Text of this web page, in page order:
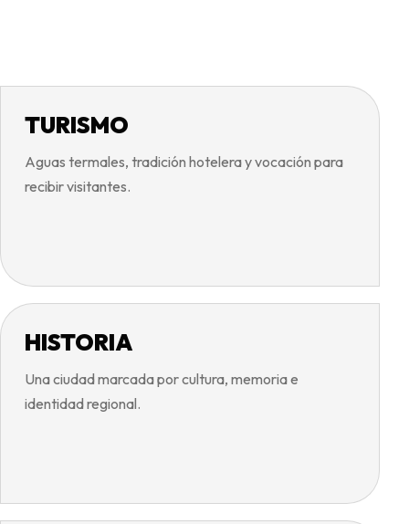
TURISMO
Aguas termales, tradición hotelera y vocación para
recibir visitantes.
HISTORIA
Una ciudad marcada por cultura, memoria e
identidad regional.